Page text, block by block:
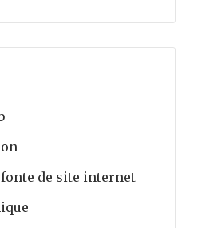
de site internet